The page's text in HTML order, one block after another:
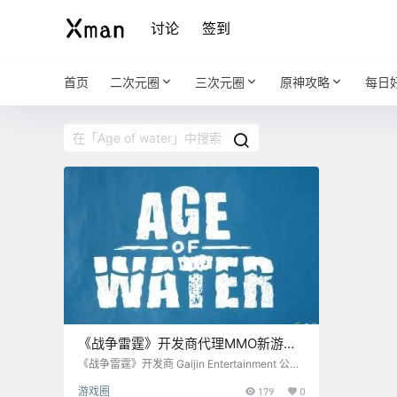
讨论 签到
首页 二次元圈 三次元圈 原神攻略 每日
《战争雷霆》开发商代理MMO新游
《Age of water》：建造海上要塞
《战争雷霆》开发商 Gaijin Entertainment 公布
玩法似乎是建造末日海上要塞，海底挖宝等。
游戏圈 179 0